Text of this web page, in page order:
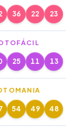
36 22 23
25 11 13
54 49 48